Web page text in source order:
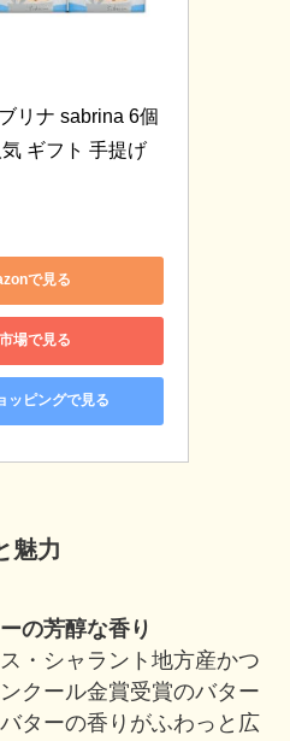
リナ sabrina 6個
ギフト 手提げ
で見る
場で見る
ッピングで見る
魅力
の芳醇な香り
・シャラント地方産かつ
クール金賞受賞のバター
ターの香りがふわっと広